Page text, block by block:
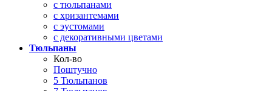
с тюльпанами
с хризантемами
с эустомами
с декоративными цветами
Тюльпаны
Кол-во
Поштучно
5 Тюльпанов